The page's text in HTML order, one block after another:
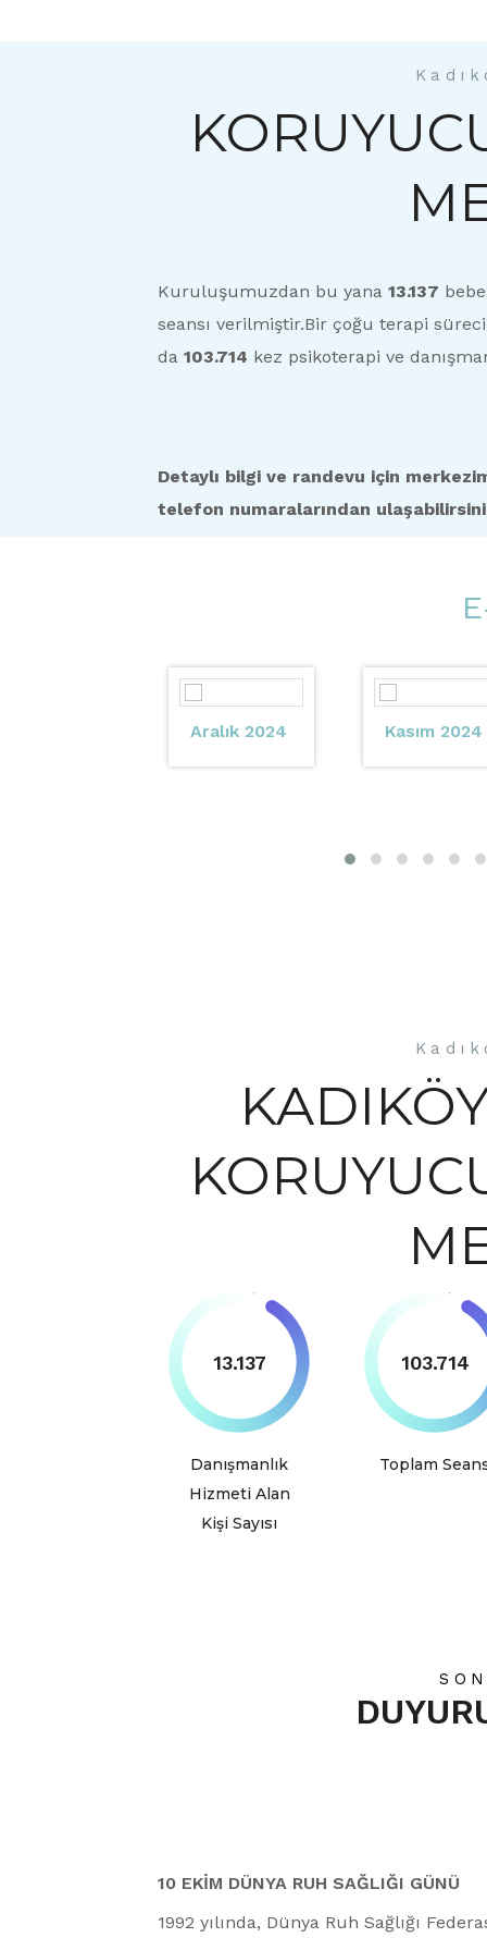
Kuruluşumuzdan bu yana 13.137
seansı verilmiştir.Bir çoğu terapi
da 103.714 kez psikoterapi ve
Detaylı bilgi ve randevu için
telefon numaralarından
Aralık 2024 Kasım 2024
13.137
Danışmanlık
Hizmeti Alan
Kişi Sayısı
103.714
Toplam
10 EKİM DÜNYA RUH SAĞLIĞI GÜNÜ
1992 yılında, Dünya Ruh Sağlığı